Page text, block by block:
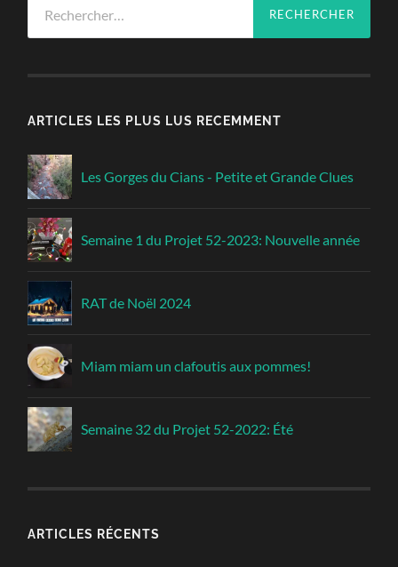
ARTICLES LES PLUS LUS RECEMMENT
Les Gorges du Cians - Petite et Grande Clues
Semaine 1 du Projet 52-2023: Nouvelle année
RAT de Noël 2024
Miam miam un clafoutis aux pommes!
Semaine 32 du Projet 52-2022: Été
ARTICLES RÉCENTS